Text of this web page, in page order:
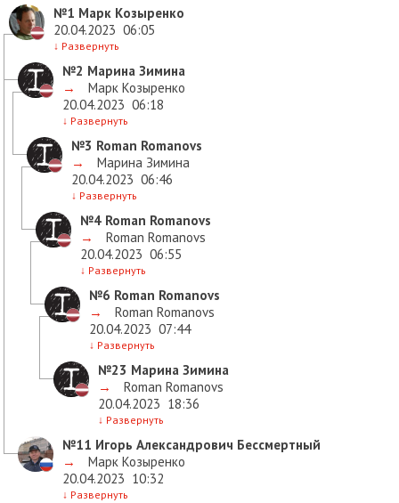
№1 Марк Козыренко
20.04.2023 06:05
↓ Развернуть
№2 Марина Зимина
→
Марк Козыренко
20.04.2023 06:18
↓ Развернуть
№3 Roman Romanovs
→
Марина Зимина
20.04.2023 06:46
↓ Развернуть
№4 Roman Romanovs
→
Roman Romanovs
20.04.2023 06:55
↓ Развернуть
№6 Roman Romanovs
→
Roman Romanovs
20.04.2023 07:44
↓ Развернуть
№23 Марина Зимина
→
Roman Romanovs
20.04.2023 18:36
↓ Развернуть
№11 Игорь Александрович Бессмертный
→
Марк Козыренко
20.04.2023 10:32
↓ Развернуть